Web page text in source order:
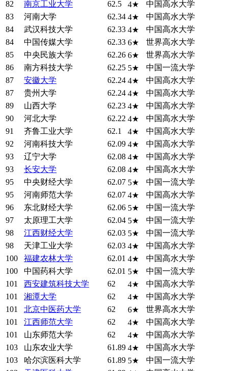
82
南京工业大学 62.5 4★
中国高水大学
83
河南大学 62.34 4★
中国高水大学
84
武汉科技大学 62.33 4★
中国高水大学
84
中国传媒大学 62.33 6★
世界高水大学
85
中央民族大学 62.26 6★
世界高水大学
86
南方科技大学 62.25 5★
中国一流大学
87
安徽大学 62.24 4★
中国高水大学
87
贵州大学 62.24 4★
中国高水大学
89
山西大学 62.23 4★
中国高水大学
90
河北大学 62.22 4★
中国高水大学
91
齐鲁工业大学 62.1 4★
中国高水大学
92
河南科技大学 62.09 4★
中国高水大学
93
辽宁大学 62.08 4★
中国高水大学
93
长安大学 62.08 4★
中国高水大学
95
中央财经大学 62.07 5★
中国一流大学
95
河南师范大学 62.07 4★
中国高水大学
96
东北财经大学 62.06 5★
中国一流大学
97
太原理工大学 62.04 5★
中国一流大学
98
江西财经大学 62.03 5★
中国一流大学
98
天津工业大学 62.03 4★
中国高水大学
100
福建农林大学 62.01 4★
中国高水大学
100
中国药科大学 62.01 5★
中国一流大学
101
西安建筑科技大学 62 4★
中国高水大学
101
湘潭大学 62 4★
中国高水大学
101
北京中医药大学 62 6★
世界高水大学
101
江西师范大学 62 4★
中国高水大学
101
山东师范大学 62 4★
中国高水大学
103
山东农业大学 61.89 4★
中国高水大学
103
哈尔滨医科大学 61.89 5★
中国一流大学